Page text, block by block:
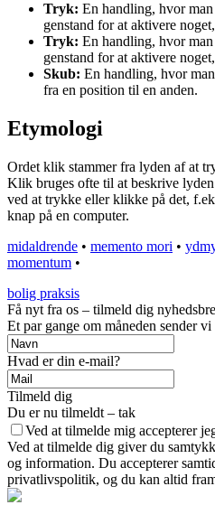
Tryk: En handling, hvor
genstand for at aktivere
Tryk: En handling, hvor
genstand for at aktivere
Skub: En handling, hvor
fra en position til en anden.
Etymologi
Ordet klik stammer fra lyden af at
Klik bruges ofte til at beskrive
ved at trykke eller klikke på det,
knap på en computer.
midaldrende • memento mori •
momentum •
bolig praksis
Få nyt fra os – tilmeld dig
Et par gange om måneden sender
Hvad er din e-mail?
Tilmeld dig
Du er nu tilmeldt – tak
Ved at tilmelde mig accepterer
Ved at tilmelde dig giver du
og information. Du accepterer
privatlivspolitik, og du kan altid